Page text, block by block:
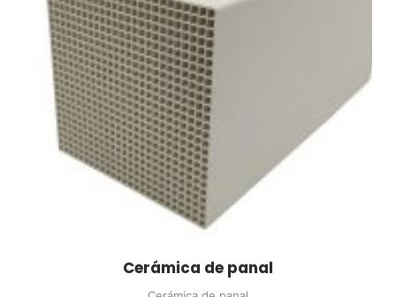
Cerámica de panal